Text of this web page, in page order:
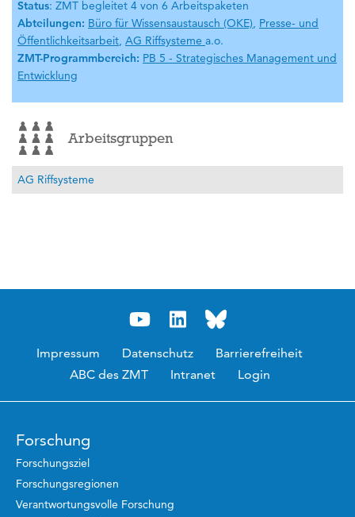
Status: ZMT begleitet 4 von 6 Arbeitspaketen
Abteilungen: Büro für Wissensaustausch (OKE), Presse- und
Öffentlichkeitsarbeit, AG Riffsysteme a.o.
ZMT-Programmbereich: PB 5 - Strategisches Management und
Entwicklung
Arbeitsgruppen
AG Riffsysteme
Impressum Datenschutz
Barrierefreiheit
ABC des ZMT
Intranet Login
Forschung
Forschungsziel
Forschungsregionen
Verantwortungsvolle Forschung